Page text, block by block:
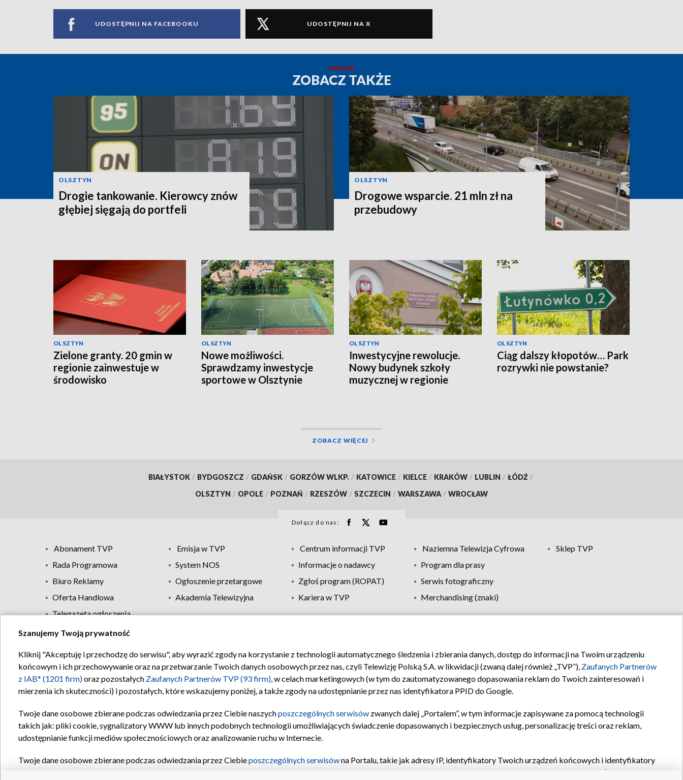
UDOSTĘPNIJ NA FACEBOOKU UDOSTĘPNIJ NA X
ZOBACZ TAKŻE
OLSZTYN
Drogie tankowanie. Kierowcy znów
głębiej sięgają do portfeli
OLSZTYN
Drogowe wsparcie. 21 mln zł na
przebudowy
OLSZTYN
Zielone granty. 20 gmin w
regionie zainwestuje w
środowisko
OLSZTYN
Nowe możliwości.
Sprawdzamy inwestycje
sportowe w Olsztynie
OLSZTYN
Inwestycyjne rewolucje.
Nowy budynek szkoły
muzycznej w regionie
OLSZTYN
Ciąg dalszy kłopotów… Park
rozrywki nie powstanie?
ZOBACZ WIĘCEJ
BIAŁYSTOK / BYDGOSZCZ / GDAŃSK / GORZÓW WLKP. / KATOWICE / KIELCE / KRAKÓW / LUBLIN / ŁÓDŹ /
OLSZTYN / OPOLE / POZNAŃ / RZESZÓW / SZCZECIN / WARSZAWA / WROCŁAW
Dołącz do nas:
Abonament TVP Emisja w TVP Centrum informacji TVP Naziemna Telewizja Cyfrowa
Sklep TVP
Rada Programowa
System NOS Informacje o nadawcy
Program dla prasy
Biuro Reklamy
Ogłoszenie przetargowe Zgłoś program (ROPAT)
Serwis fotograficzny
Oferta Handlowa
Akademia Telewizyjna Kariera w TVP
Merchandising (znaki)
Telegazeta ogłoszenia
Regulamin TVP Polityka prywatności Moje zgody Pomoc Biuro reklamy Kontakt
Szanujemy Twoją prywatność
Kliknij "Akceptuję i przechodzę do serwisu", aby wyrazić zgody na korzystanie z technologii automatycznego śledzenia i zbierania danych, dostęp do informacji na Twoim urządzeniu
końcowym i ich przechowywanie oraz na przetwarzanie Twoich danych osobowych przez nas, czyli Telewizję Polską S.A. w likwidacji (zwaną dalej również „TVP”), Zaufanych Partnerów
z IAB* (1201 firm)oraz pozostałych Zaufanych Partnerów TVP (93 firm), w celach marketingowych (w tym do zautomatyzowanego dopasowania reklam do Twoich zainteresowań i
mierzenia ich skuteczności) i pozostałych, które wskazujemy poniżej, a także zgody na udostępnianie przez nas identyfikatora PPID do Google.
Twoje dane osobowe zbierane podczas odwiedzania przez Ciebie naszychposzczególnych serwisów zwanych dalej „Portalem”, w tym informacje zapisywane za pomocą technologii
takich jak: pliki cookie, sygnalizatory WWW lub innych podobnych technologii umożliwiających świadczenie dopasowanych i bezpiecznych usług, personalizację treści oraz reklam,
udostępnianie funkcji mediów społecznościowych oraz analizowanie ruchu w Internecie.
Twoje dane osobowe zbierane podczas odwiedzania przez Ciebieposzczególnych serwisówna Portalu, takie jak adresy IP, identyfikatory Twoich urządzeń końcowych i identyfikatory
oraz pozostałych